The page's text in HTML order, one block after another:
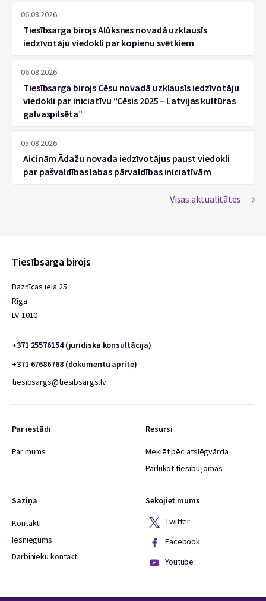
06.08.2026.
Tiesībsarga birojs Alūksnes novadā uzklausīs
iedzīvotāju viedokli par kopienu svētkiem
06.08.2026.
Tiesībsarga birojs Cēsu novadā uzklausīs iedzīvotāju
viedokli par iniciatīvu “Cēsis 2025 – Latvijas kultūras
galvaspilsēta”
05.08.2026.
Aicinām Ādažu novada iedzīvotājus paust viedokli
par pašvaldības labas pārvaldības iniciatīvām
Visas aktualitātes
Tiesībsarga birojs
Baznīcas iela 25
Rīga
LV-1010
+371 25576154 (juridiska konsultācija)
+371 67686768 (dokumentu aprite)
tiesibsargs@tiesibsargs.lv
Par iestādi
Par mums
Resursi
Meklēt pēc atslēgvārda
Pārlūkot tiesību jomas
Saziņa
Kontakti
Iesniegums
Darbinieku kontakti
Sekojiet mums
Twitter
Facebook
Youtube